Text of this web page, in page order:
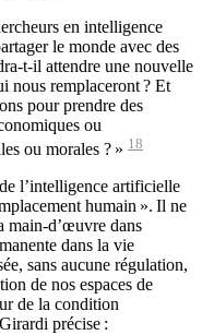
en intelligence
le monde avec des
t-il attendre une nouvelle
nous remplaceront ? Et
pour prendre des
ou
ou morales ? » 18
l’intelligence artificielle
humain ». Il ne
main-d’œuvre dans
dans la vie
sans aucune régulation,
de nos espaces de
de la condition
précise :